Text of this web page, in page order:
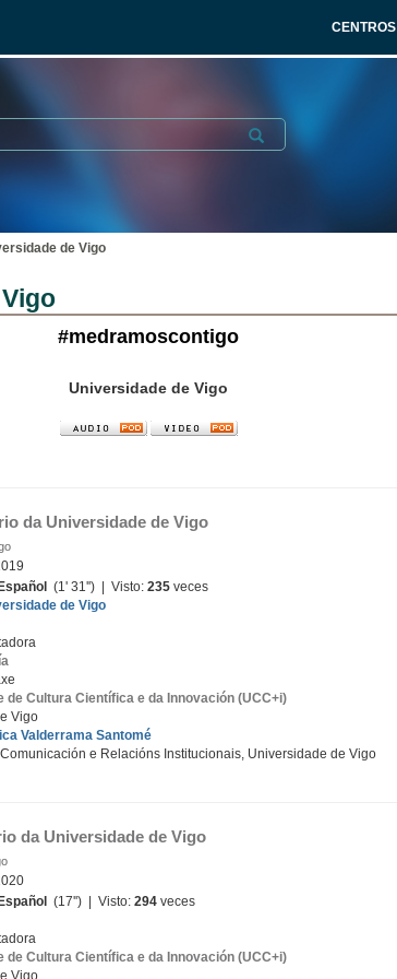
CENTROS
Submit
de Vigo
#medramoscontigo
Universidade de Vigo
da Universidade de Vigo
Español (1' 31'') | Visto:235 veces
de Vigo
de Cultura Científica e da Innovación (UCC+i)
Vigo
Valderrama Santomé
e Relacións Institucionais, Universidade de Vigo
da Universidade de Vigo
Español (17'') | Visto:294 veces
de Cultura Científica e da Innovación (UCC+i)
Vigo